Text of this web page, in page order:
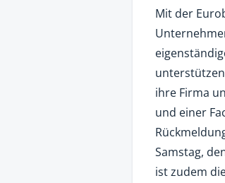
Mit der
ihre Firma
und einer
Samstag,
ist zudem